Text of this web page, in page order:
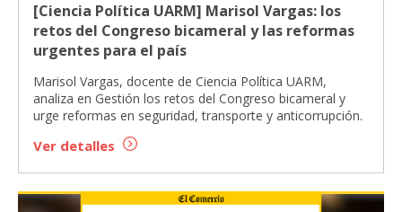
[Ciencia Política UARM] Marisol Vargas: los
retos del Congreso bicameral y las reformas
urgentes para el país
Marisol Vargas, docente de Ciencia Política UARM,
analiza en Gestión los retos del Congreso bicameral y
urge reformas en seguridad, transporte y anticorrupción.
Ver detalles